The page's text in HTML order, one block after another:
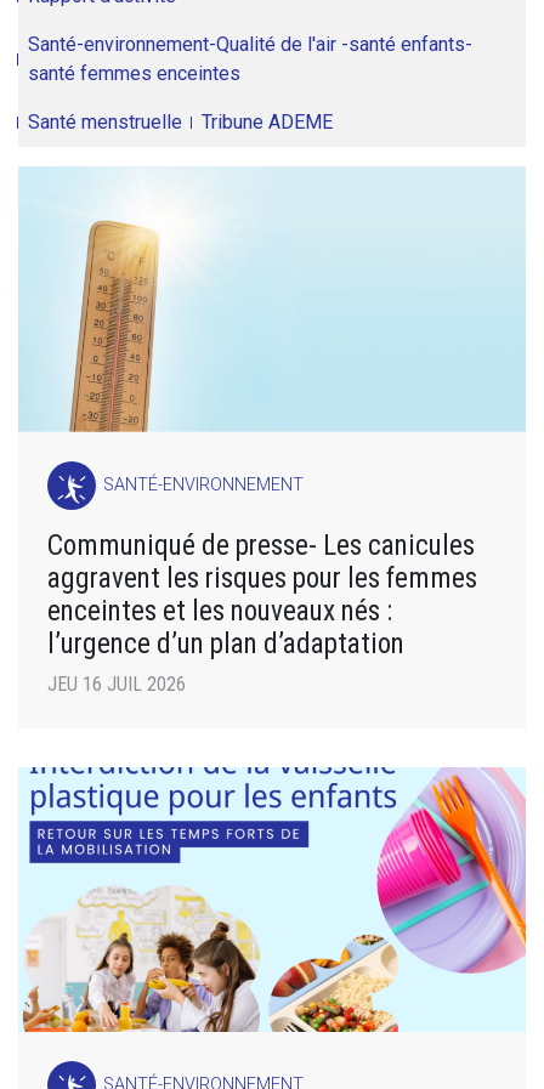
Santé-environnement-Qualité de l'air -santé enfants-
santé femmes enceintes
Santé menstruelle Tribune ADEME
SANTÉ-ENVIRONNEMENT
Communiqué de presse- Les canicules
aggravent les risques pour les femmes
enceintes et les nouveaux nés :
l’urgence d’un plan d’adaptation
JEU 16 JUIL 2026